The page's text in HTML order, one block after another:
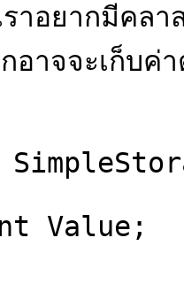
อยากมีคลา
าจจะเก็บค่